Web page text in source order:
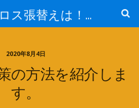
山梨のクロス張替えは！室内装飾ワタナベ！
2020年8月4日
の方法を紹介しま
す。